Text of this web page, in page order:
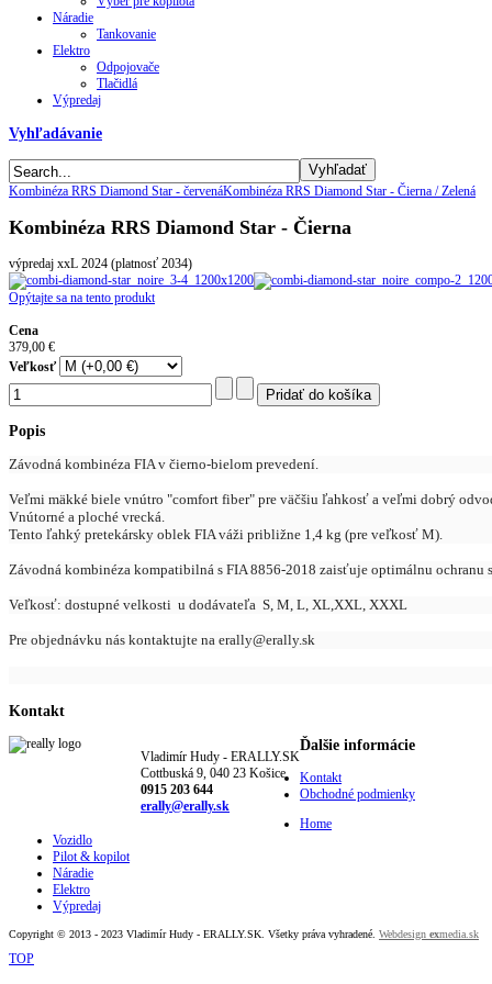
Náradie
Tankovanie
Elektro
Odpojovače
Tlačidlá
Výpredaj
Vyhľadávanie
Kombinéza RRS Diamond Star - červenáKombinéza RRS Diamond Star - Čierna / Zelená
Kombinéza RRS Diamond Star - Čierna
výpredaj xxL 2024 (platnosť 2034)
Opýtajte sa na tento produkt
Cena
379,00 €
Veľkosť
Popis
Závodná kombinéza FIA v čierno-bielom prevedení.
Veľmi mäkké biele vnútro "comfort fiber" pre väčšiu ľahkosť a veľmi dobrý
Vnútorné a ploché vrecká.
Tento ľahký pretekársky oblek FIA váži približne 1,4 kg (pre veľkosť M).
Závodná kombinéza kompatibilná s FIA 8856-2018 zaisťuje optimálnu
Veľkosť: dostupné velkosti u dodávateľa S, M, L, XL,XXL, XXXL
Pre objednávku nás kontaktujte na erally@erally.sk
Kontakt
Vladimír Hudy - ERALLY.SK
Cottbuská 9, 040 23 Košice
0915 203 644
erally@erally.sk
Ďalšie informácie
Kontakt
Obchodné podmienky
Home
Vozidlo
Pilot & kopilot
Náradie
Elektro
Výpredaj
Copyright © 2013 - 2023 Vladimír Hudy - ERALLY.SK. Všetky práva vyhradené. Webdesign exmedia.sk
TOP